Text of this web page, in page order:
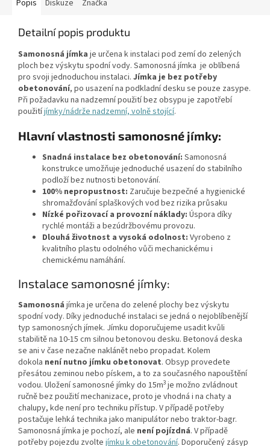
Popis Diskuze Značka
Detailní popis produktu
Samonosná jímka je určena k instalaci pod zemí do zelených
ploch bez výskytu spodní vody. Samonosná jímka je oblíbená
pro svoji jednoduchou instalaci. Jímka je bez potřeby
obetonování, po usazení na podkladní desku se pouze zasype.
Při požadavku na nadzemní použití bez obsypu je zapotřebí
použitíjímky/nádrže nadzemní, volně stojící.
Hlavní vlastnosti samonosné jímky:
Snadná instalace bez obetonování: Samonosná
konstrukce umožňuje jednoduché usazení do stabilního
podloží bez nutnosti betonování.
100% nepropustnost: Zaručuje bezpečné a hygienické
shromažďování splaškových vod bez rizika průsaku
Nízké pořizovací a provozní náklady: Úspora díky
rychlé montáži a bezúdržbovému provozu.
Dlouhá životnost a vysoká odolnost: Vyrobeno z
kvalitního plastu odolného vůči mechanickému i
chemickému namáhání.
Instalace samonosné jímky:
Samonosná jímka je určena do zelené plochy bez výskytu
spodní vody. Díky jednoduché instalaci se jedná o nejoblíbenější
typ samonosných jímek. Jímku doporučujeme usadit kvůli
stabilitě na 10-15 cm silnou betonovou desku. Betonová deska
se ani v čase nezačne naklánět nebo propadat. Kolem
dokola není nutno jímku obetonovat. Obsyp provedete
přesátou zeminou nebo pískem, a to za současného napouštění
vodou. Uložení samonosné jímky do 15m3 je možno zvládnout
ručně bez použití mechanizace, proto je vhodná i na chaty a
chalupy, kde není pro techniku přístup. V případě potřeby
postačuje lehká technika jako manipulátor nebo traktor-bagr.
Samonosná jímka je pochozí, ale není pojízdná. V případě
potřeby pojezdu zvolte jímku k obetonování. Doporučený zásyp